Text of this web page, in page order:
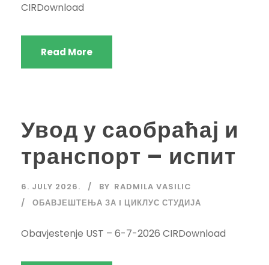
CIRDownload
Read More
Увод у саобраћај и
транспорт – испит
6. JULY 2026. BY RADMILA VASILIC
ОБАВЈЕШТЕЊА ЗА I ЦИКЛУС СТУДИЈА
Obavjestenje UST – 6-7-2026 CIRDownload